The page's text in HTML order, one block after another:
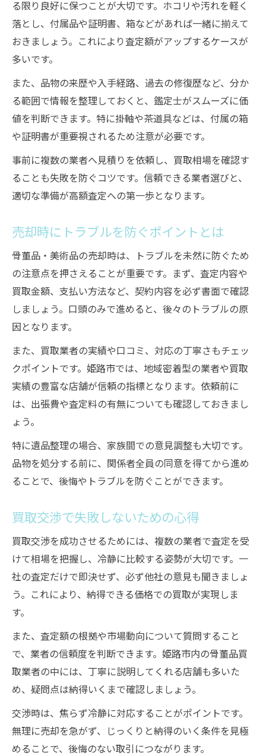
る限り良好に保つことが大切です。ホコリや汚れを軽く
落とし、付属品や証明書、箱などがあれば一緒に揃えて
おきましょう。これにより査定額がアップするケースが
多いです。
また、品物の来歴や入手経路、過去の修復歴など、分か
る範囲で情報を整理しておくと、鑑定士がスムーズに価
値を判断できます。特に掛軸や茶道具などは、付属の箱
や証明書が重要視されるため注意が必要です。
事前に複数の業者へ見積りを依頼し、買取相場を確認す
ることも失敗を防ぐコツです。信頼できる業者選びと、
適切な準備が高額査定への第一歩となります。
売却時にトラブルを防ぐポイントとは
骨董品・美術品の売却時は、トラブルを未然に防ぐため
の注意点を押さえることが重要です。まず、査定内容や
買取金額、支払い方法など、契約内容を必ず書面で確認
しましょう。口頭のみで進めると、後々のトラブルの原
因となります。
また、買取業者の実績や口コミ、対応の丁寧さもチェッ
クポイントです。姫路市では、地域密着型の業者や買取
実績の豊富な店舗が信頼の指標となります。依頼前に
は、出張費や査定料の有無についても確認しておきまし
ょう。
特に遺品整理の場合、家族間での意見調整も大切です。
品物を処分する前に、関係者全員の同意を得てから進め
ることで、後悔やトラブルを防ぐことができます。
買取交渉で失敗しないための心得
買取交渉を成功させるためには、複数の業者で査定を受
けて相場を把握し、冷静に比較する姿勢が大切です。一
社の査定だけで即決せず、必ず他社の意見も聞きましょ
う。これにより、納得できる価格での買取が実現しま
す。
また、査定額の根拠や市場動向について質問すること
で、業者の信頼度を判断できます。姫路市内の骨董品買
取業者の中には、丁寧に説明してくれる店舗も多いた
め、疑問点は納得いくまで確認しましょう。
交渉時は、焦らず冷静に対応することがポイントです。
無理に売却を急がず、じっくりと納得のいく条件を見極
めることで、後悔のない取引につながります。